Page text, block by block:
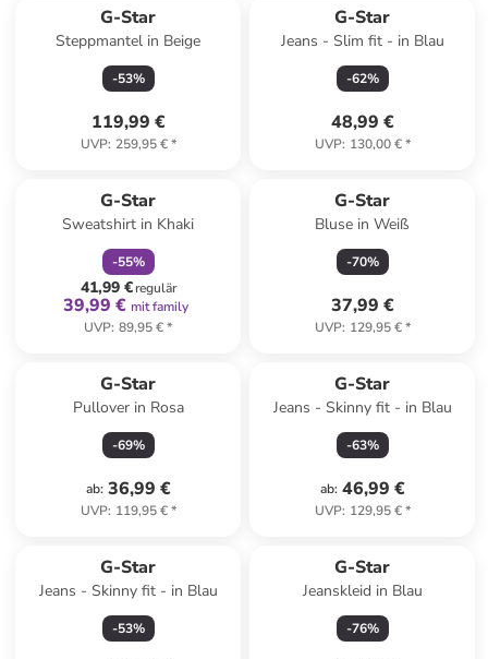
G-Star
Steppmantel in Beige
-53%
119,99 €
UVP: 259,95 €*
G-Star
Jeans - Slim fit - in Blau
-62%
48,99 €
UVP: 130,00 €*
G-Star
Sweatshirt in Khaki
-55%
41,99 €regulär
39,99 € mit family
UVP: 89,95 €*
G-Star
Bluse in Weiß
-70%
37,99 €
UVP: 129,95 €*
G-Star
Pullover in Rosa
-69%
ab: 36,99 €
UVP: 119,95 €*
G-Star
Jeans - Skinny fit - in Blau
-63%
ab: 46,99 €
UVP: 129,95 €*
G-Star
Jeans - Skinny fit - in Blau
-53%
G-Star
Jeanskleid in Blau
-76%